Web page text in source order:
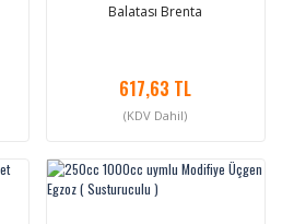
Balatası Brenta
617,63 TL
(KDV Dahil)